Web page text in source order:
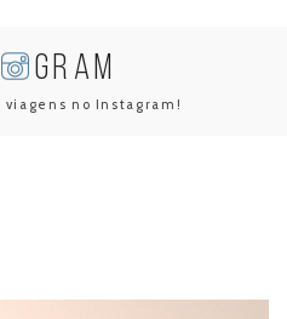
GRAM
viagens no Instagram!